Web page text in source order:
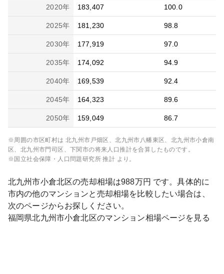
2020年 183,407 100.0
2025年 181,230 98.8
2030年 177,919 97.0
2035年 174,092 94.9
2040年 169,539 92.4
2045年 164,323 89.6
2050年 159,049 86.7
※周囲の市区町村は 北九州市戸畑区、北九州市八幡東区、北九州市小倉南
区、北九州市門司区、下関市の将来人口推計を合算したものです。
※国立社会保障・人口問題研究所 推計 より。
北九州市小倉北区の売却相場は988万円 です。具体的に
市内の他のマンションと売却相場を比較したい場合は、
次のページからお探しください。
福岡県北九州市小倉北区のマンション相場ページを見る